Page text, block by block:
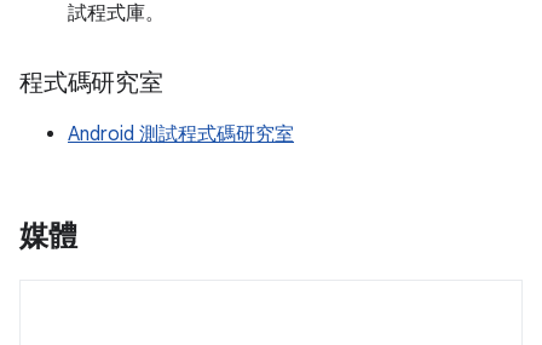
試程式庫。
程式碼研究室
Android 測試程式碼研究室
媒體